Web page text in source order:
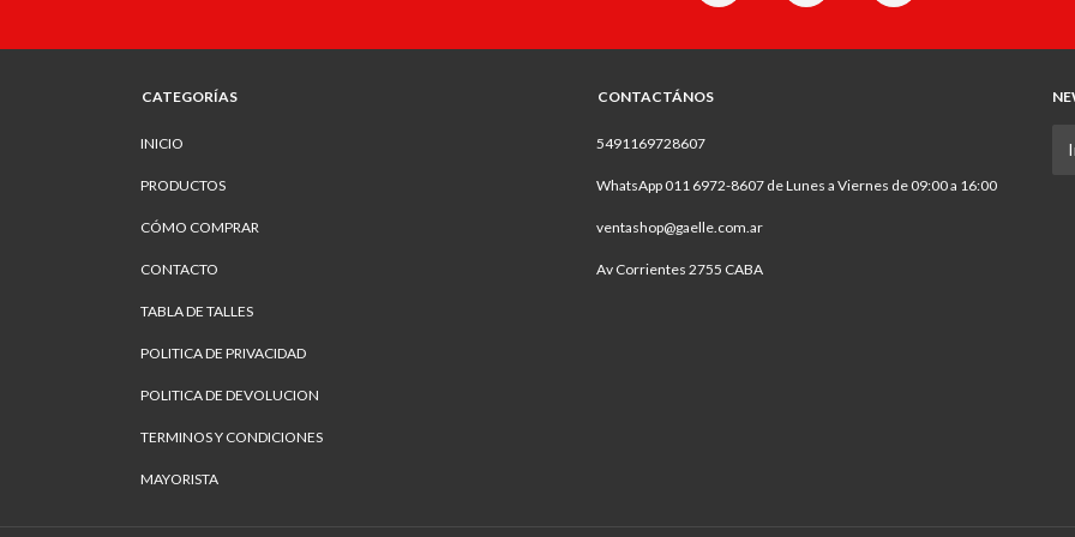
CATEGORÍAS
INICIO
PRODUCTOS
CÓMO COMPRAR
CONTACTO
TABLA DE TALLES
POLITICA DE PRIVACIDAD
POLITICA DE DEVOLUCION
TERMINOS Y CONDICIONES
MAYORISTA
CONTACTÁNOS
5491169728607
WhatsApp 011 6972-8607 de Lunes a Viernes de 09:00 a 16:00
ventashop@gaelle.com.ar
Av Corrientes 2755 CABA